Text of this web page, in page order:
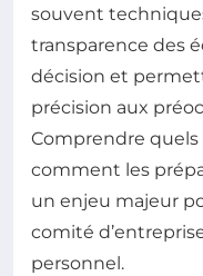
souvent
transparence des
décision et
précision aux
Comprendre
comment les
un enjeu majeur
comité
personnel.